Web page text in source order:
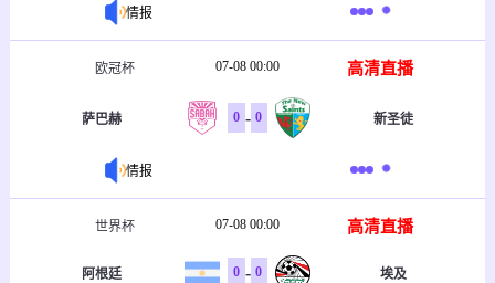
情报
欧冠杯 07-08 00:00 高清直播
萨巴赫 0 - 0 新圣徒
情报
世界杯 07-08 00:00 高清直播
阿根廷 0 - 0 埃及